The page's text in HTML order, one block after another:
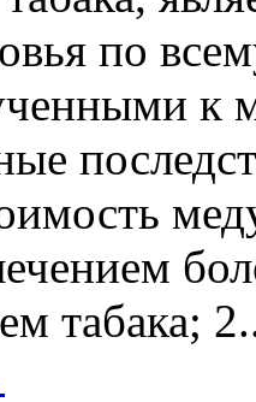
по
к
табака;